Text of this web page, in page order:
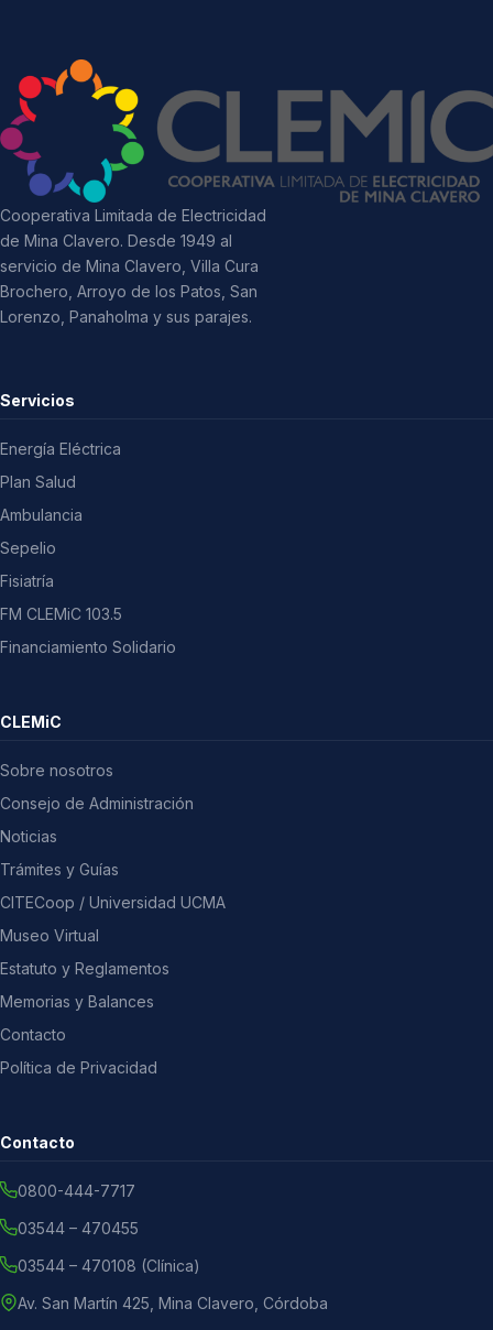
Cooperativa Limitada de Electricidad
de Mina Clavero. Desde 1949 al
servicio de Mina Clavero, Villa Cura
Brochero, Arroyo de los Patos, San
Lorenzo, Panaholma y sus parajes.
Servicios
Energía Eléctrica
Plan Salud
Ambulancia
Sepelio
Fisiatría
FM CLEMiC 103.5
Financiamiento Solidario
CLEMiC
Sobre nosotros
Consejo de Administración
Noticias
Trámites y Guías
CITECoop / Universidad UCMA
Museo Virtual
Estatuto y Reglamentos
Memorias y Balances
Contacto
Política de Privacidad
Contacto
0800-444-7717
03544 – 470455
03544 – 470108 (Clínica)
Av. San Martín 425, Mina Clavero, Córdoba